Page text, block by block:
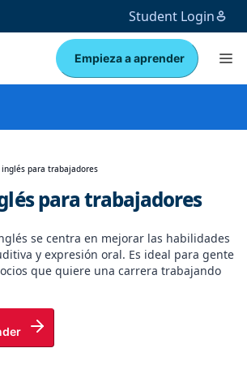
Student Login
Empieza a aprender
inglés para trabajadores
para trabajadores
se centra en mejorar las habilidades
y expresión oral. Es ideal para gente
que quiere una carrera trabajando